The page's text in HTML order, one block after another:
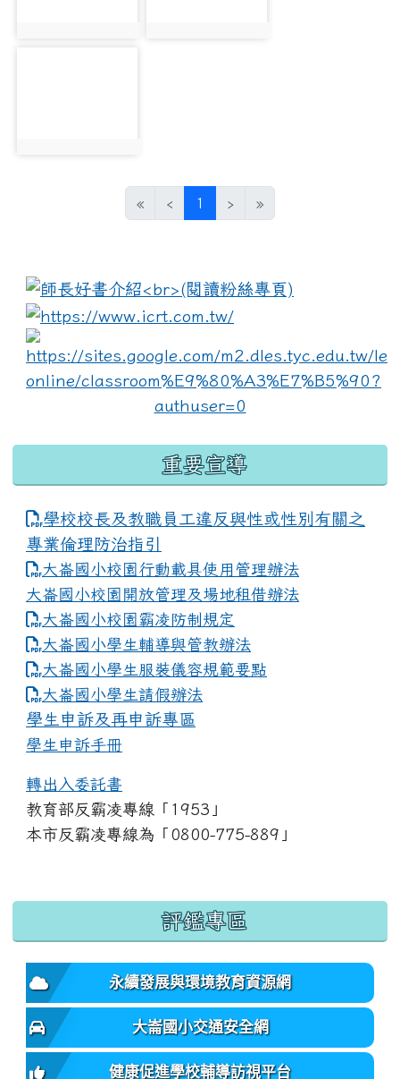
« ‹ 1 (current)
› »
link to https://
重要宣導
學校校長及教職員工違反與性或性別有關之
專業倫理防治指引
大崙國小校園行動載具使用管理辦法
大崙國小校園開放管理及場地租借辦法
大崙國小校園霸凌防制規定
大崙國小學生輔導與管教辦法
大崙國小學生服裝儀容規範要點
link to https://www.dles.tyc.edu.tw/uploads/
大崙國小學生請假辦法
學生申訴及再申訴專區
學生申訴手冊
轉出入委託書
教育部反霸凌專線「1953」
本市反霸凌專線為「0800-775-889」
:::
評鑑專區
永續發展與環境教育資源網
大崙國小交通安全網
健康促進學校輔導訪視平台